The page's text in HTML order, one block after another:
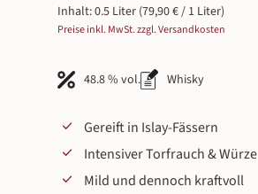
Inhalt:0.5 Liter (79,90 € / 1 Liter)
Preise inkl. MwSt. zzgl. Versandkosten
48.8 % vol. Whisky
Gereift in Islay-Fässern
Intensiver Torfrauch & Würze
Mild und dennoch kraftvoll